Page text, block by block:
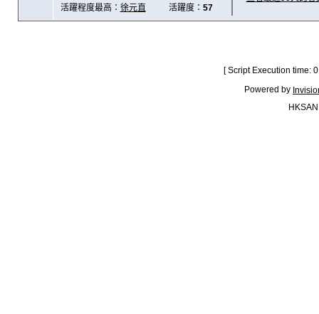
活躍程度最高： 徐元直 活躍度： 57
[ Script Execution time:
Powered by